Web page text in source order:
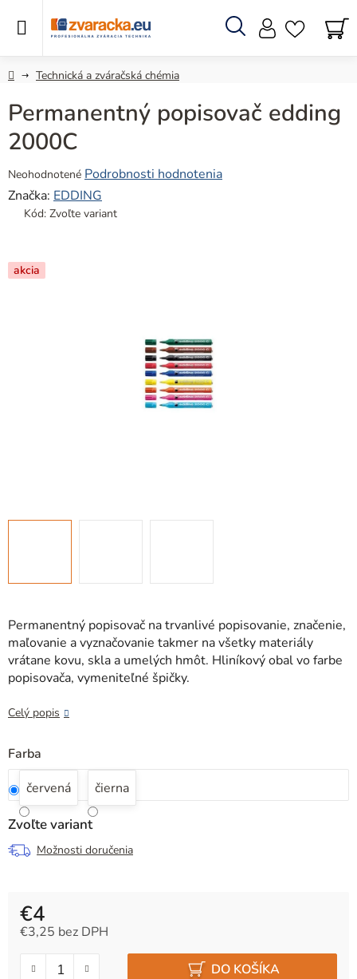
Hľadať
DomovTechnická a zváračská chémia
Permanentný popisovač na trvanlivé popisovanie, značenie,
maľovanie a vyznačovanie takmer na všetky materiály
vrátane kovu, skla a umelých hmôt. Hliníkový obal vo farbe
popisovača, vymeniteľné špičky.
Celý popis
Farba
červená
čierna
Zvoľte variant
Možnosti doručenia
€4
€3,25 bez DPH
DO KOŠÍKA
Permanentný popisovač edding
2000C
Priemerné
hodnotenie
produktu
z
5
Neohodnotené Podrobnosti hodnotenia
Značka: EDDING
Kód: Zvoľte variant
akcia